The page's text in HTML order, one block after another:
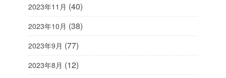
2023年11月 (40)
2023年10月 (38)
2023年9月 (77)
2023年8月 (12)